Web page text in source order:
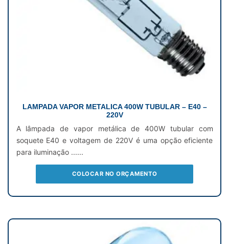
LAMPADA VAPOR METALICA 400W TUBULAR – E40 –
220V
A lâmpada de vapor metálica de 400W tubular com
soquete E40 e voltagem de 220V é uma opção eficiente
para iluminação ......
COLOCAR NO ORÇAMENTO